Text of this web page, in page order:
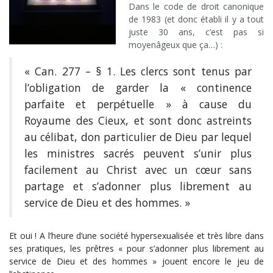
Dans le code de droit canonique
de 1983 (et donc établi il y a tout
juste 30 ans, c’est pas si
moyenâgeux que ça…) :
« Can. 277 – § 1. Les clercs sont tenus par
l’obligation de garder la « continence
parfaite et perpétuelle » à cause du
Royaume des Cieux, et sont donc astreints
au célibat, don particulier de Dieu par lequel
les ministres sacrés peuvent s’unir plus
facilement au Christ avec un cœur sans
partage et s’adonner plus librement au
service de Dieu et des hommes. »
Et oui ! A l’heure d’une société hypersexualisée et très libre dans
ses pratiques, les prêtres « pour s’adonner plus librement au
service de Dieu et des hommes » jouent encore le jeu de